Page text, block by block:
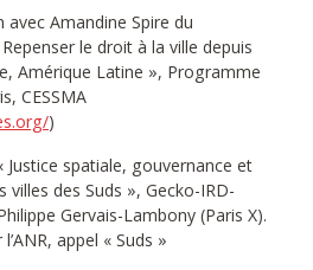
Amandine Spire du
le droit à la ville depuis
Amérique Latine », Programme
CESSMA
)
Justice spatiale, gouvernance et
des Suds », Gecko-IRD-
Gervais-Lambony (Paris X).
appel « Suds »